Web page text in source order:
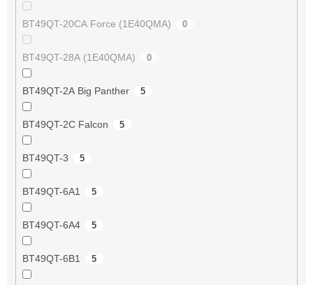
BT49QT-20CA Force (1E40QMA) 0
BT49QT-28A (1E40QMA) 0
BT49QT-2A Big Panther 5
BT49QT-2C Falcon 5
BT49QT-3 5
BT49QT-6A1 5
BT49QT-6A4 5
BT49QT-6B1 5